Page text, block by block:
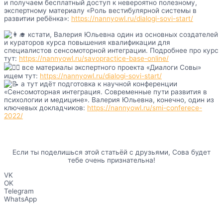
и получаем бесплатный доступ к невероятно полезному,
экспертному материалу «Роль вестибулярной системы в
развитии ребёнка»: https://nannyowl.ru/dialogi-sovi-start/
кстати, Валерия Юльевна один из основных создателей
и кураторов курса повышения квалификации для
специалистов сенсомоторной интеграции. Подробнее про курс
тут: https://nannyowl.ru/savopractice-base-online/
все материалы экспертного проекта «Диалоги Совы»
ищем тут: https://nannyowl.ru/dialogi-sovi-start/
а тут идёт подготовка к научной конференции
«Сенсомоторная интеграция. Современные пути развития в
психологии и медицине». Валерия Юльевна, конечно, один из
ключевых докладчиков: https://nannyowl.ru/smi-conferece-
2022/
Если ты поделишься этой статьёй с друзьями, Сова будет
тебе очень признательна!
VK
OK
Telegram
WhatsApp